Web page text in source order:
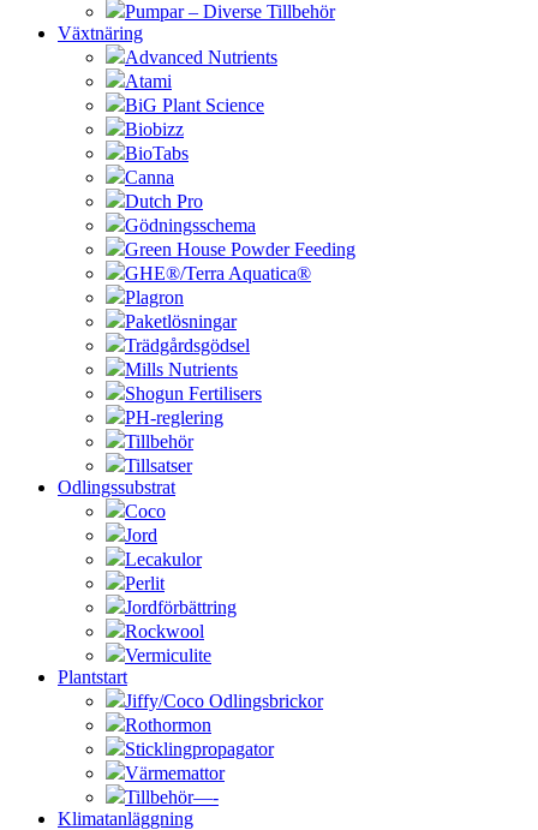
Pumpar – Diverse Tillbehör
Växtnäring
Advanced Nutrients
Atami
BiG Plant Science
Biobizz
BioTabs
Canna
Dutch Pro
Gödningsschema
Green House Powder Feeding
GHE®/Terra Aquatica®
Plagron
Paketlösningar
Trädgårdsgödsel
Mills Nutrients
Shogun Fertilisers
PH-reglering
Tillbehör
Tillsatser
Odlingssubstrat
Coco
Jord
Lecakulor
Perlit
Jordförbättring
Rockwool
Vermiculite
Plantstart
Jiffy/Coco Odlingsbrickor
Rothormon
Sticklingpropagator
Värmemattor
Tillbehör—-
Klimatanläggning